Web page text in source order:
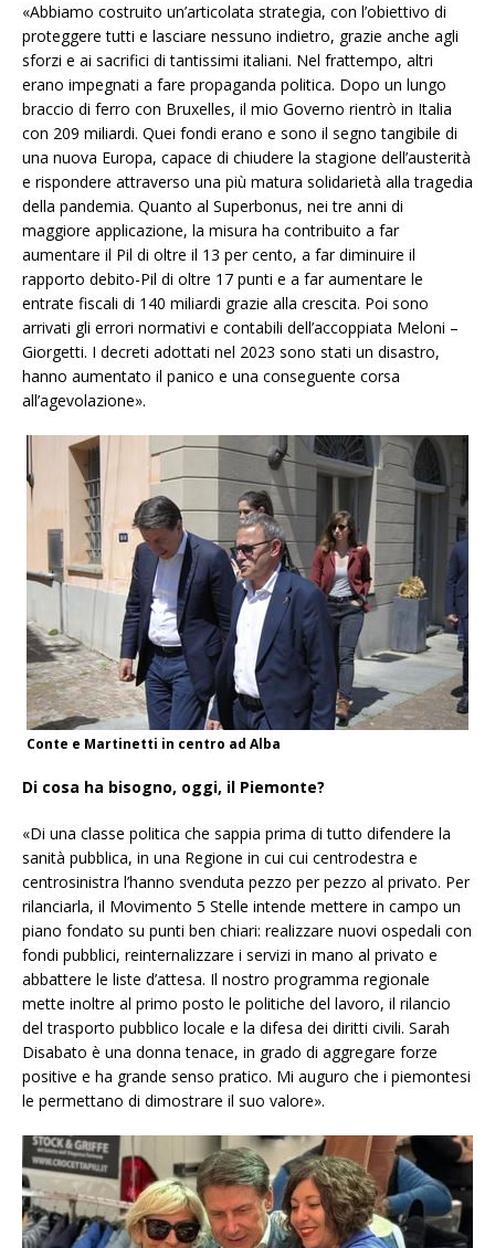
«Abbiamo costruito un’articolata strategia, con l’obiettivo di
proteggere tutti e lasciare nessuno indietro, grazie anche agli
sforzi e ai sacrifici di tantissimi italiani. Nel frattempo, altri
erano impegnati a fare propaganda politica. Dopo un lungo
braccio di ferro con Bruxelles, il mio Governo rientrò in Italia
con 209 miliardi. Quei fondi erano e sono il segno tangibile di
una nuova Europa, capace di chiudere la stagione dell’austerità
e rispondere attraverso una più matura solidarietà alla tragedia
della pandemia. Quanto al Superbonus, nei tre anni di
maggiore applicazione, la misura ha contribuito a far
aumentare il Pil di oltre il 13 per cento, a far diminuire il
rapporto debito-Pil di oltre 17 punti e a far aumentare le
entrate fiscali di 140 miliardi grazie alla crescita. Poi sono
arrivati gli errori normativi e contabili dell’accoppiata Meloni –
Giorgetti. I decreti adottati nel 2023 sono stati un disastro,
hanno aumentato il panico e una conseguente corsa
all’agevolazione».
Conte e Martinetti in centro ad Alba
Di cosa ha bisogno, oggi, il Piemonte?
«Di una classe politica che sappia prima di tutto difendere la
sanità pubblica, in una Regione in cui cui centrodestra e
centrosinistra l’hanno svenduta pezzo per pezzo al privato. Per
rilanciarla, il Movimento 5 Stelle intende mettere in campo un
piano fondato su punti ben chiari: realizzare nuovi ospedali con
fondi pubblici, reinternalizzare i servizi in mano al privato e
abbattere le liste d’attesa. Il nostro programma regionale
mette inoltre al primo posto le politiche del lavoro, il rilancio
del trasporto pubblico locale e la difesa dei diritti civili. Sarah
Disabato è una donna tenace, in grado di aggregare forze
positive e ha grande senso pratico. Mi auguro che i piemontesi
le permettano di dimostrare il suo valore».